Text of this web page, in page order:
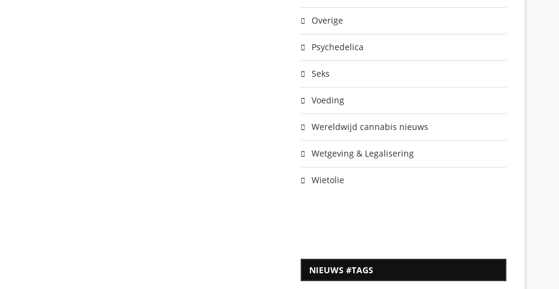
Overige
Psychedelica
Seks
Voeding
Wereldwijd cannabis nieuws
Wetgeving & Legalisering
Wietolie
NIEUWS #TAGS